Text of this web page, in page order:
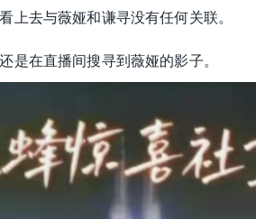
上去与薇娅和谦寻没有任何关联。
是在直播间搜寻到薇娅的影子。